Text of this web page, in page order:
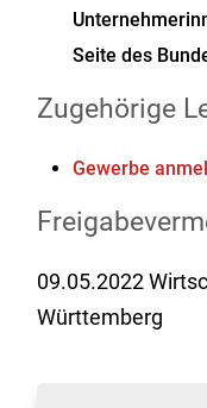
Seite des
Zugehörige
Gewerbe
09.05.2022
Württemberg